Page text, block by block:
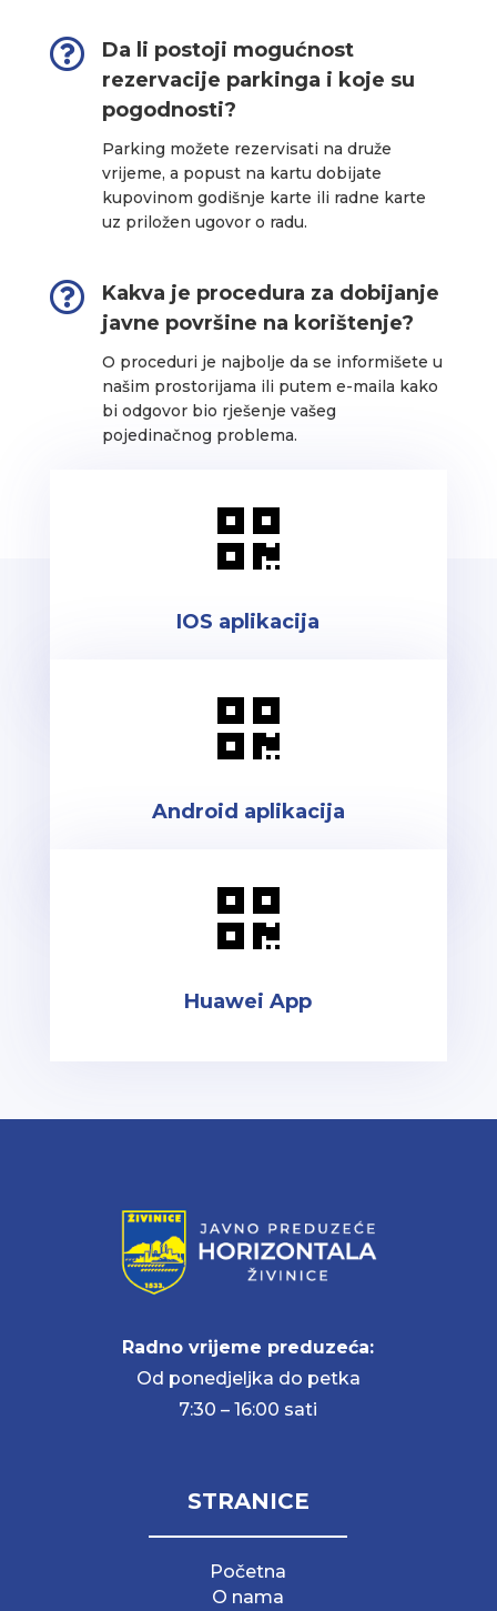

Da li postoji mogućnost
rezervacije parkinga i koje su
pogodnosti?
Parking možete rezervisati na druže
vrijeme, a popust na kartu dobijate
kupovinom godišnje karte ili radne karte
uz priložen ugovor o radu.

Kakva je procedura za dobijanje
javne površine na korištenje?
O proceduri je najbolje da se informišete u
našim prostorijama ili putem e-maila kako
bi odgovor bio rješenje vašeg
pojedinačnog problema.

IOS aplikacija

Android aplikacija

Huawei App
Radno vrijeme preduzeća:
Od ponedjeljka do petka
7:30 – 16:00 sati
STRANICE
Početna
O nama